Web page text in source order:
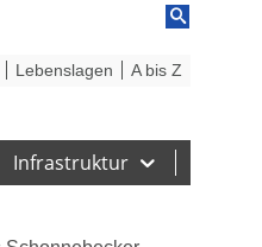
Infrastruktur
Lebenslagen A bis Z